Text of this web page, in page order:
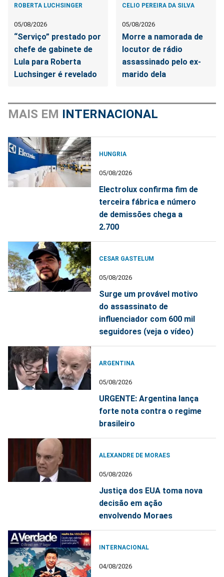
ROBERTA LUCHSINGER
05/08/2026
“Serviço” prestado por
chefe de gabinete de
Lula para Roberta
Luchsinger é revelado
CELIO PEREIRA DA SILVA
05/08/2026
Morre a namorada de
locutor de rádio
assassinado pelo ex-
marido dela
MAIS EM INTERNACIONAL
HUNGRIA
05/08/2026
Electrolux confirma fim de
terceira fábrica e número
de demissões chega a
2.700
CESAR GASTELUM
05/08/2026
Surge um provável motivo
do assassinato de
influenciador com 600 mil
seguidores (veja o vídeo)
ARGENTINA
05/08/2026
URGENTE: Argentina lança
forte nota contra o regime
brasileiro
ALEXANDRE DE MORAES
05/08/2026
Justiça dos EUA toma nova
decisão em ação
envolvendo Moraes
INTERNACIONAL
04/08/2026